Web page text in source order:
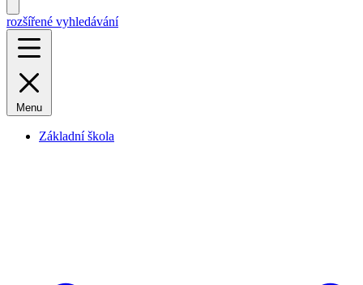
rozšířené vyhledávání
Menu
Základní škola